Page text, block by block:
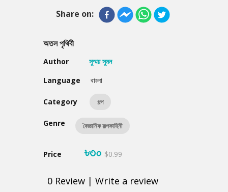
Share on:
অতল পৃথিবী
Author
সুস্ময় সুমন
Language
বাংলা
Category গল্প
Genre বৈজ্ঞানিক কল্পকাহিনী
Price ৳৩০ $0.99
0 Review | Write a review